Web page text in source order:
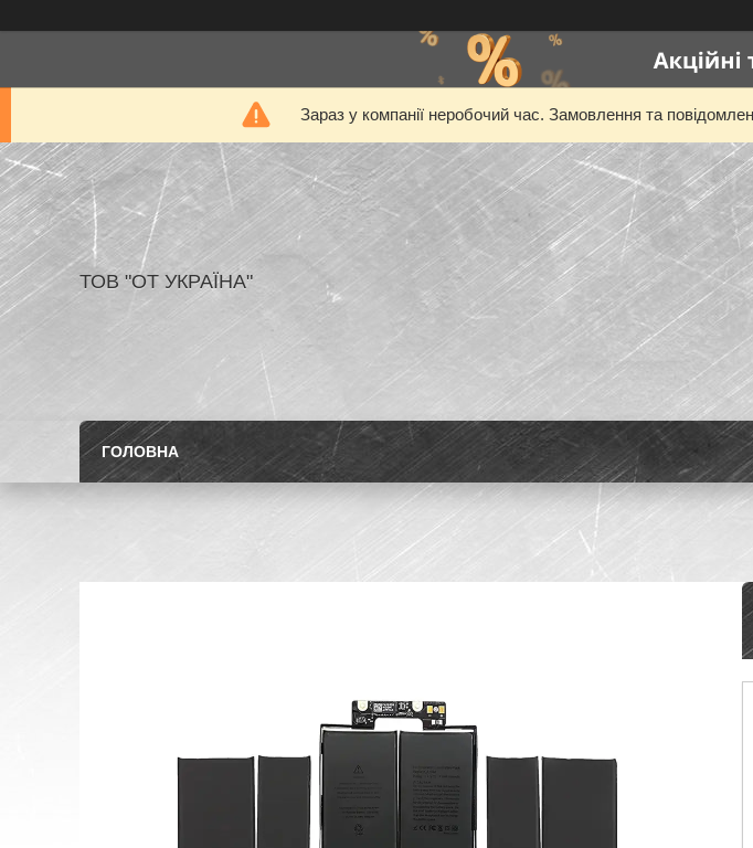
Зараз у компанії неробочий час. Замовлення та
ТОВ "ОТ УКРАЇНА"
ГОЛОВНА